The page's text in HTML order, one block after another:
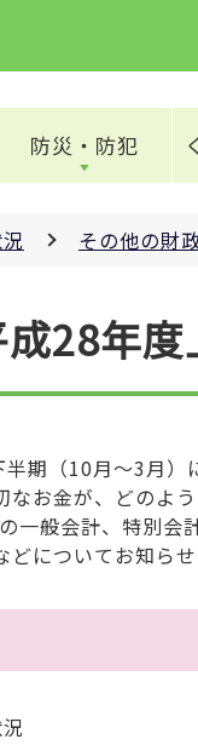
防災・防犯
その他の財
28年度
期（10月～3月
お金が、どのよ
一般会計、特別
についてお知らせ